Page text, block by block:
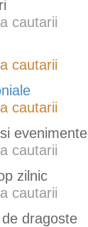
cautarii
cautarii
cautarii
evenimente
cautarii
zilnic
cautarii
dragoste